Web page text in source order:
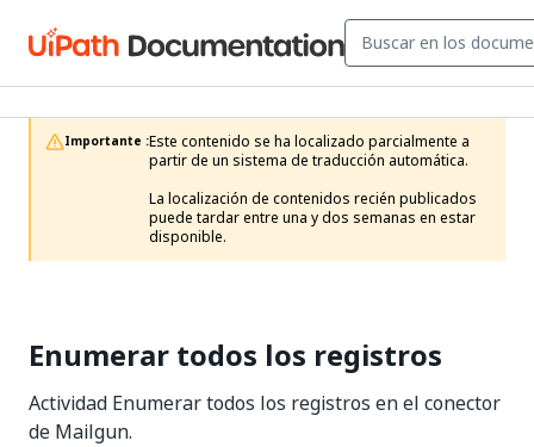
Importante :Este contenido se ha localizado parcialmente a
partir de un sistema de traducción automática.
La localización de contenidos recién publicados
puede tardar entre una y dos semanas en estar
disponible.
Enumerar todos los registros
Actividad Enumerar todos los registros en el conector
de Mailgun.